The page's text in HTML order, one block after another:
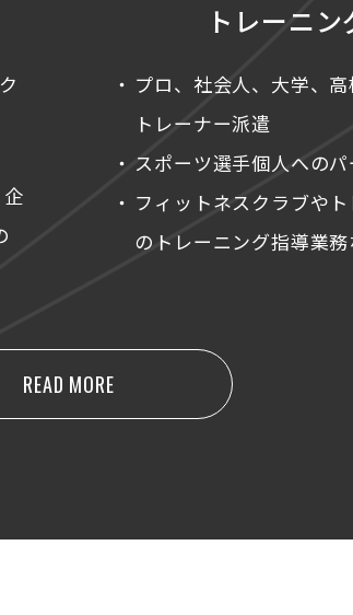
トレーニン
プロ、社会人、大学、
トレーナー派遣
スポーツ選手個人への
フィットネスクラブや
のトレーニング指導業
READ MORE